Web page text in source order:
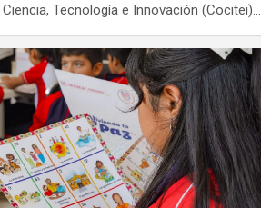
Tecnología e Innovación (Cocitei)…